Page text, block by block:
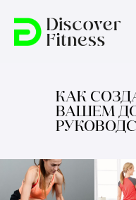
КАК
ВАШЕМ